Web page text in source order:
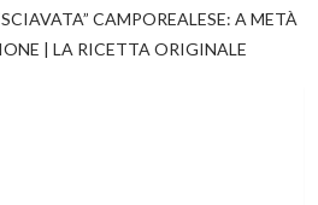
CAMPOREALESE: A METÀ
| LA RICETTA ORIGINALE